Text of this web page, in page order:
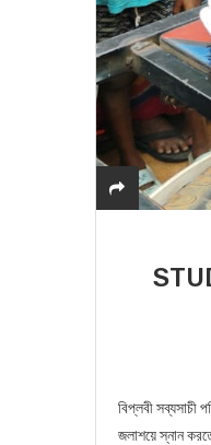
বিপ্লবী সব্যসাচী
জলাশয়ে স্নান